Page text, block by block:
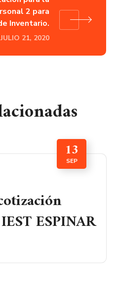
2 para
Inventario.
JULIO 21, 2020
13
SEP
ESPINAR